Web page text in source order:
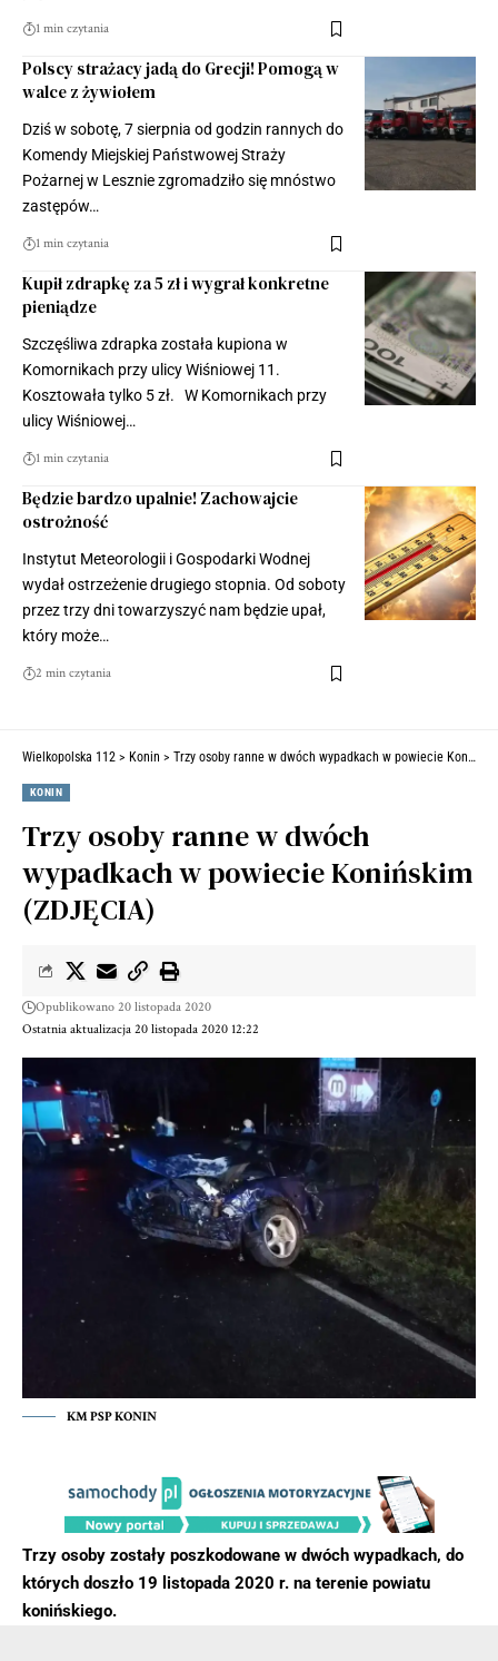
1 min czytania
Polscy strażacy jadą do Grecji! Pomogą w
walce z żywiołem
Dziś w sobotę, 7 sierpnia od godzin rannych do
Komendy Miejskiej Państwowej Straży
Pożarnej w Lesznie zgromadziło się mnóstwo
zastępów…
1 min czytania
Kupił zdrapkę za 5 zł i wygrał konkretne
pieniądze
Szczęśliwa zdrapka została kupiona w
Komornikach przy ulicy Wiśniowej 11.
Kosztowała tylko 5 zł. W Komornikach przy
ulicy Wiśniowej…
1 min czytania
Będzie bardzo upalnie! Zachowajcie
ostrożność
Instytut Meteorologii i Gospodarki Wodnej
wydał ostrzeżenie drugiego stopnia. Od soboty
przez trzy dni towarzyszyć nam będzie upał,
który może…
2 min czytania
Wielkopolska 112 > Konin > Trzy osoby ranne w dwóch wypadkach w powiecie Konińskim (ZDJĘCIA)
KONIN
Trzy osoby ranne w dwóch
wypadkach w powiecie Konińskim
(ZDJĘCIA)
Ostatnia aktualizacja 20 listopada 2020 12:22
Opublikowano 20 listopada 2020
KM PSP KONIN
Trzy osoby zostały poszkodowane w dwóch wypadkach, do
których doszło 19 listopada 2020 r. na terenie powiatu
konińskiego.